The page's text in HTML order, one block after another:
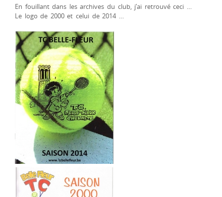
En fouillant dans les archives du club, j’ai retrouvé ceci …
Le logo de 2000 et celui de 2014 …